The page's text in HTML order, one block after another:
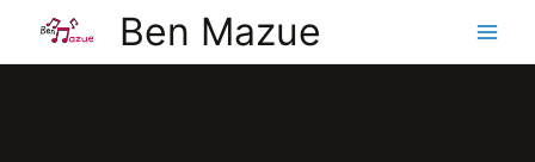
contenu
Ben Mazue